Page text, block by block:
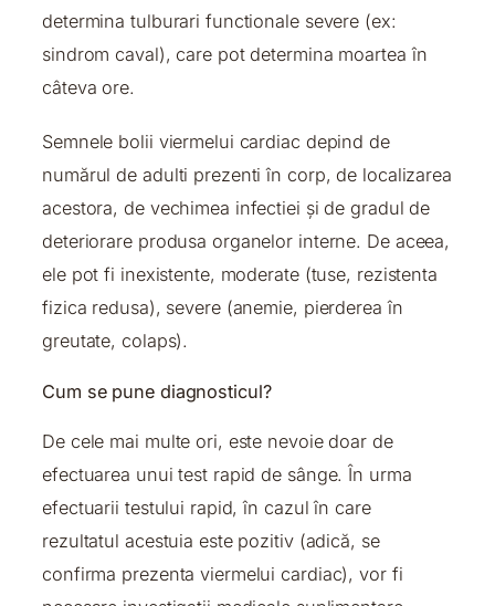
determina tulburari functionale severe (ex:
sindrom caval), care pot determina moartea în
câteva ore.
Semnele bolii viermelui cardiac depind de
numărul de adulti prezenti în corp, de localizarea
acestora, de vechimea infectiei și de gradul de
deteriorare produsa organelor interne. De aceea,
ele pot fi inexistente, moderate (tuse, rezistenta
fizica redusa), severe (anemie, pierderea în
greutate, colaps).
Cum se pune diagnosticul?
De cele mai multe ori, este nevoie doar de
efectuarea unui test rapid de sânge. În urma
efectuarii testului rapid, în cazul în care
rezultatul acestuia este pozitiv (adică, se
confirma prezenta viermelui cardiac), vor fi